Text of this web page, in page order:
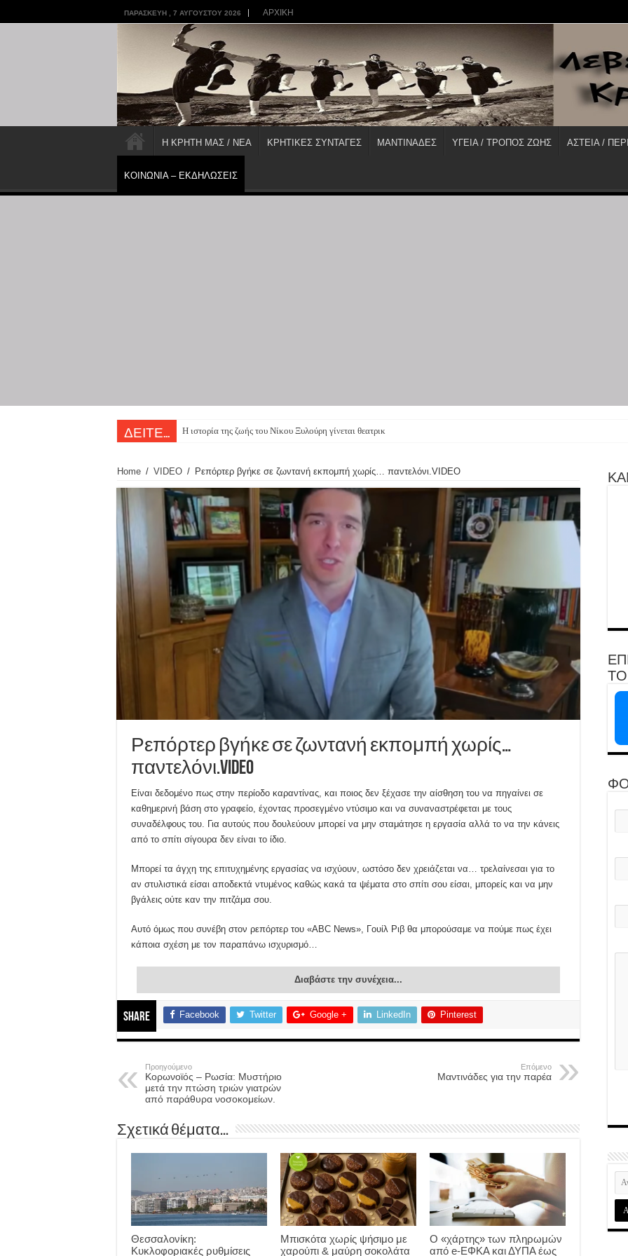
ΠΑΡΑΣΚΕΥΉ , 7 ΑΥΓΟΎΣΤΟΥ 2026 ΑΡΧΙΚΗ
Η ΚΡΗΤΗ ΜΑΣ / ΝΕΑ ΚΡΗΤΙΚΕΣ ΣΥΝΤΑΓΕΣ ΜΑΝΤΙΝΑΔΕΣ ΥΓΕΙΑ / ΤΡΟΠΟΣ ΖΩΗΣ ΑΣΤΕΙΑ /
ΚΟΙΝΩΝΙΑ – ΕΚΔΗΛΩΣΕΙΣ
ΔΕΙΤΕ... Η ιστορία της ζωής του Νίκου Ξυλούρη γίνεται θεατρική παράσταση –
Home / VIDEO / Ρεπόρτερ βγήκε σε ζωντανή εκπομπή χωρίς… παντελόνι.VIDEO
Ρεπόρτερ βγήκε σε ζωντανή εκπομπή χωρίς…
παντελόνι.VIDEO
Είναι δεδομένο πως στην περίοδο καραντίνας, και ποιος δεν ξέχασε την αίσθηση του να πηγαίνει σε
καθημερινή βάση στο γραφείο, έχοντας προσεγμένο ντύσιμο και να συναναστρέφεται με τους
συναδέλφους του. Για αυτούς που δουλεύουν μπορεί να μην σταμάτησε η εργασία αλλά το να την κάνεις
από το σπίτι σίγουρα δεν είναι το ίδιο.
Μπορεί τα άγχη της επιτυχημένης εργασίας να ισχύουν, ωστόσο δεν χρειάζεται να… τρελαίνεσαι για το
αν στυλιστικά είσαι αποδεκτά ντυμένος καθώς κακά τα ψέματα στο σπίτι σου είσαι, μπορείς και να μην
βγάλεις ούτε καν την πιτζάμα σου.
Αυτό όμως που συνέβη στον ρεπόρτερ του «ABC News», Γουίλ Ριβ θα μπορούσαμε να πούμε πως έχει
κάποια σχέση με τον παραπάνω ισχυρισμό…
Διαβάστε την συνέχεια...
Share Facebook Twitter Google + LinkedIn Pinterest
Προηγούμενο
Κορωνοϊός – Ρωσία: Μυστήριο
μετά την πτώση τριών γιατρών
από παράθυρα νοσοκομείων.
Επόμενο
Μαντινάδες για την παρέα
Σχετικά θέματα...
Θεσσαλονίκη:
Κυκλοφοριακές ρυθμίσεις
Μπισκότα χωρίς ψήσιμο με
χαρούπι & μαύρη σοκολάτα
Ο «χάρτης» των πληρωμών
από e-ΕΦΚΑ και ΔΥΠΑ έως
ΤΟ